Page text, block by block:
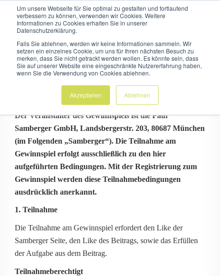
Um unsere Webseite für Sie optimal zu gestalten und fortlaufend
verbessern zu können, verwenden wir Cookies. Weitere
Informationen zu Cookies erhalten Sie in unserer
Datenschutzerklärung.
Falls Sie ablehnen, werden wir keine Informationen sammeln. Wir
setzen ein einzelnes Cookie, um uns für Ihren nächsten Besuch zu
merken, dass Sie nicht getrackt werden wollen. Es könnte sein, dass
Sie auf unserer Website eine eingeschränkte Nutzererfahrung haben,
wenn Sie die Verwendung von Cookies ablehnen.
Akzeptieren Ablehnen
Teilnahmebedingungen
Der Veranstalter des Gewinnspiels ist die Paul
Samberger GmbH, Landsbergerstr. 203, 80687 München
(im Folgenden „Samberger“). Die Teilnahme am
Gewinnspiel erfolgt ausschließlich zu den hier
aufgeführten Bedingungen. Mit der Registrierung zum
Gewinnspiel werden diese Teilnahmebedingungen
ausdrücklich anerkannt.
1. Teilnahme
Die Teilnahme am Gewinnspiel erfordert den Like der
Samberger Seite, den Like des Beitrags, sowie das Erfüllen
der Aufgabe aus dem Beitrag.
Teilnahmeberechtigt